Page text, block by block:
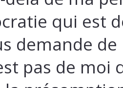
qui est
demande
pas de moi